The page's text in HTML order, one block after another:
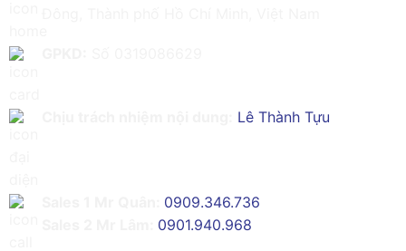
Lê Thành Tựu
0909.346.736
0901.940.968